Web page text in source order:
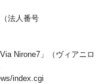
法人番号
Nirone7」（ヴィアニロ
index.cgi